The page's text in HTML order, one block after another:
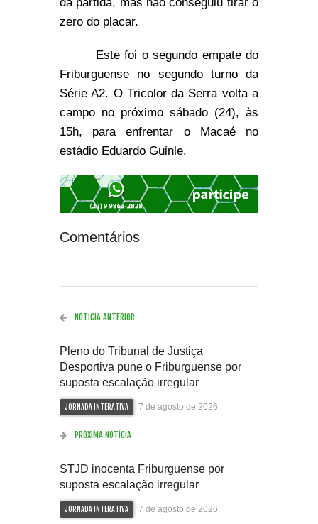
zero do placar.
Este foi o segundo empate do
Friburguense no segundo turno da
Série A2. O Tricolor da Serra volta a
campo no próximo sábado (24), às
15h, para enfrentar o Macaé no
estádio Eduardo Guinle.
Comentários
NOTÍCIA ANTERIOR
Pleno do Tribunal de Justiça
Desportiva pune o Friburguense por
suposta escalação irregular
JORNADA INTERATIVA 7 de agosto de 2026
PRÓXIMA NOTÍCIA
STJD inocenta Friburguense por
suposta escalação irregular
JORNADA INTERATIVA 7 de agosto de 2026